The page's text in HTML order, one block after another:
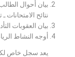
بيان أحوال
نتائح الامتحانات ـ
بيان العقوبات
أوجه النشاط
يعد سجل خاص